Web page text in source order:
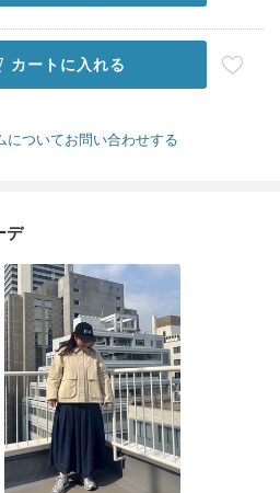
カートに入れる
についてお問い合わせする
デ